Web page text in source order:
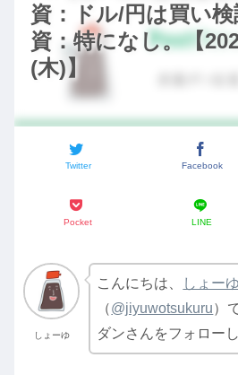
資：ドル/円は買い
資：特になし。【
(木)】
Twitter Facebook
Pocket LINE
しょーゆ
こんにちは、
しょーゆ
（@jiyuwotsukuru）
ダンさんをフォロー